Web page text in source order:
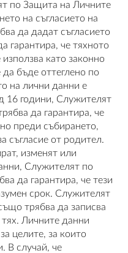
по Защита на Личните
на съгласието на
да дадат съгласието
гарантира, че тяхното
използва като законно
бъде оттеглено по
на лични данни е
16 години, Служителят
да гарантира, че
преди събирането,
съгласие от родител.
изменят или
Служителят по
да гарантира, че тези
срок. Служителят
трябва да записва
Личните данни
целите, за които
В случай, че